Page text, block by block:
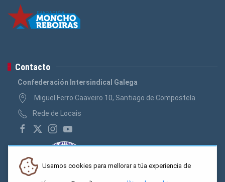
Contacto
Confederación Intersindical Galega
Miguel Ferro Caaveiro 10, Santiago de Compostela
Rede de Locais
Usamos cookies para mellorar a túa experiencia de